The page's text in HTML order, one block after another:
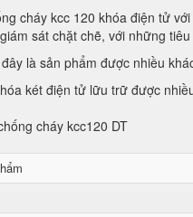
cháy kcc 120 khóa điện tử
sát chặt chẽ, với những
là sản phẩm được nhiều
két điện tử lữu trữ được